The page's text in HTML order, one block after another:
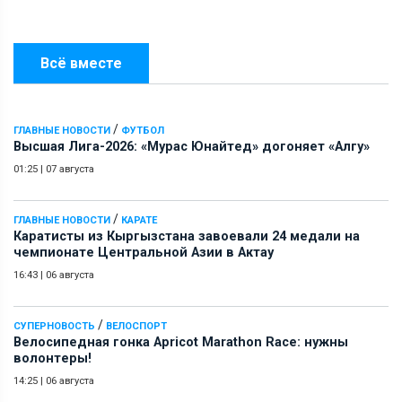
Всё вместе
ГЛАВНЫЕ НОВОСТИ / ФУТБОЛ
Высшая Лига-2026: «Мурас Юнайтед» догоняет «Алгу»
01:25 07 августа
ГЛАВНЫЕ НОВОСТИ / КАРАТЕ
Каратисты из Кыргызстана завоевали 24 медали на
чемпионате Центральной Азии в Актау
16:43 06 августа
СУПЕРНОВОСТЬ / ВЕЛОСПОРТ
Велосипедная гонка Apricot Marathon Race: нужны
волонтеры!
14:25 06 августа